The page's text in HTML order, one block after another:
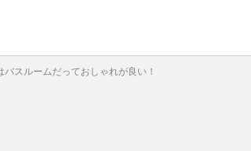
スルームだっておしゃれが良い！